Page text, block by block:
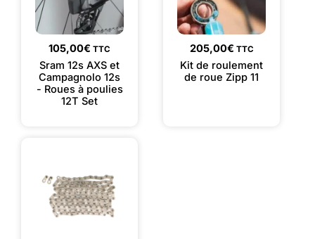
105,00€ TTC
Sram 12s AXS et
Campagnolo 12s
- Roues à poulies
12T Set
205,00€ TTC
Kit de roulement
de roue Zipp 11